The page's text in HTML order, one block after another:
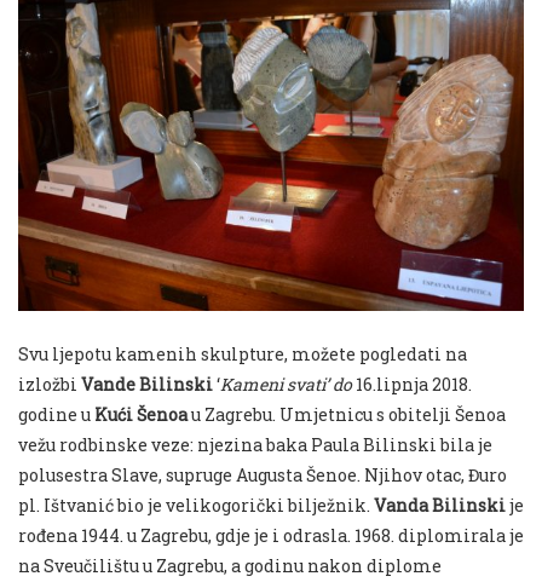
Svu ljepotu kamenih skulpture, možete pogledati na
izložbi Vande Bilinski‘Kameni svati’ do16.lipnja 2018.
godine u Kući Šenoau Zagrebu. Umjetnicu s obitelji Šenoa
vežu rodbinske veze: njezina baka Paula Bilinski bila je
polusestra Slave, supruge Augusta Šenoe. Njihov otac, Đuro
pl. Ištvanić bio je velikogorički bilježnik. Vanda Bilinskije
rođena 1944. u Zagrebu, gdje je i odrasla. 1968. diplomirala je
na Sveučilištu u Zagrebu, a godinu nakon diplome